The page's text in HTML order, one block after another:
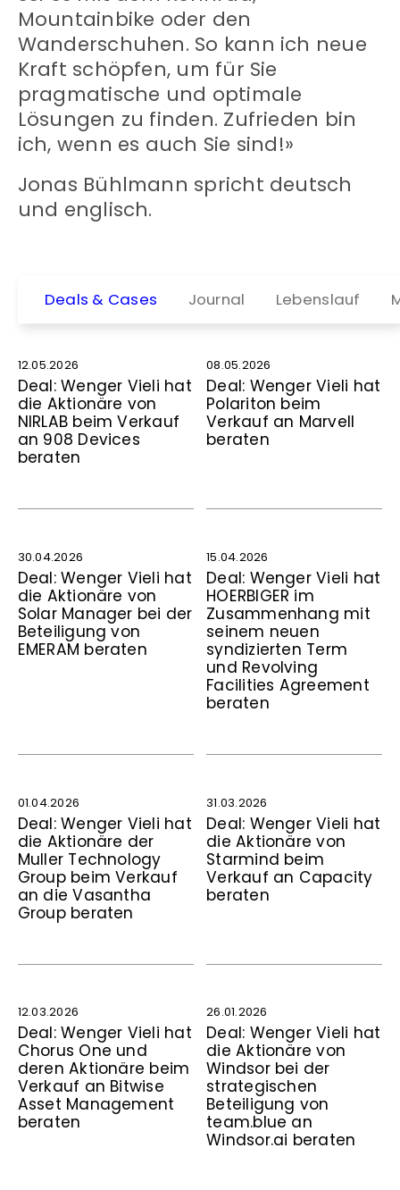
Mountainbike oder den
Wanderschuhen. So kann ich neue
Kraft schöpfen, um für Sie
pragmatische und optimale
Lösungen zu finden. Zufrieden bin
ich, wenn es auch Sie sind!»
Jonas Bühlmann spricht deutsch
und englisch.
Deals & Cases Journal Lebenslauf
12.05.2026
Deal: Wenger Vieli hat
die Aktionäre von
NIRLAB beim Verkauf
an 908 Devices
beraten
08.05.2026
Deal: Wenger Vieli hat
Polariton beim
Verkauf an Marvell
beraten
30.04.2026
Deal: Wenger Vieli hat
die Aktionäre von
Solar Manager bei der
Beteiligung von
EMERAM beraten
15.04.2026
Deal: Wenger Vieli hat
HOERBIGER im
Zusammenhang mit
seinem neuen
syndizierten Term
und Revolving
Facilities Agreement
beraten
01.04.2026
Deal: Wenger Vieli hat
die Aktionäre der
Muller Technology
Group beim Verkauf
an die Vasantha
Group beraten
31.03.2026
Deal: Wenger Vieli hat
die Aktionäre von
Starmind beim
Verkauf an Capacity
beraten
12.03.2026
Deal: Wenger Vieli hat
Chorus One und
deren Aktionäre beim
Verkauf an Bitwise
Asset Management
beraten
26.01.2026
Deal: Wenger Vieli hat
die Aktionäre von
Windsor bei der
strategischen
Beteiligung von
team.blue an
Windsor.ai beraten